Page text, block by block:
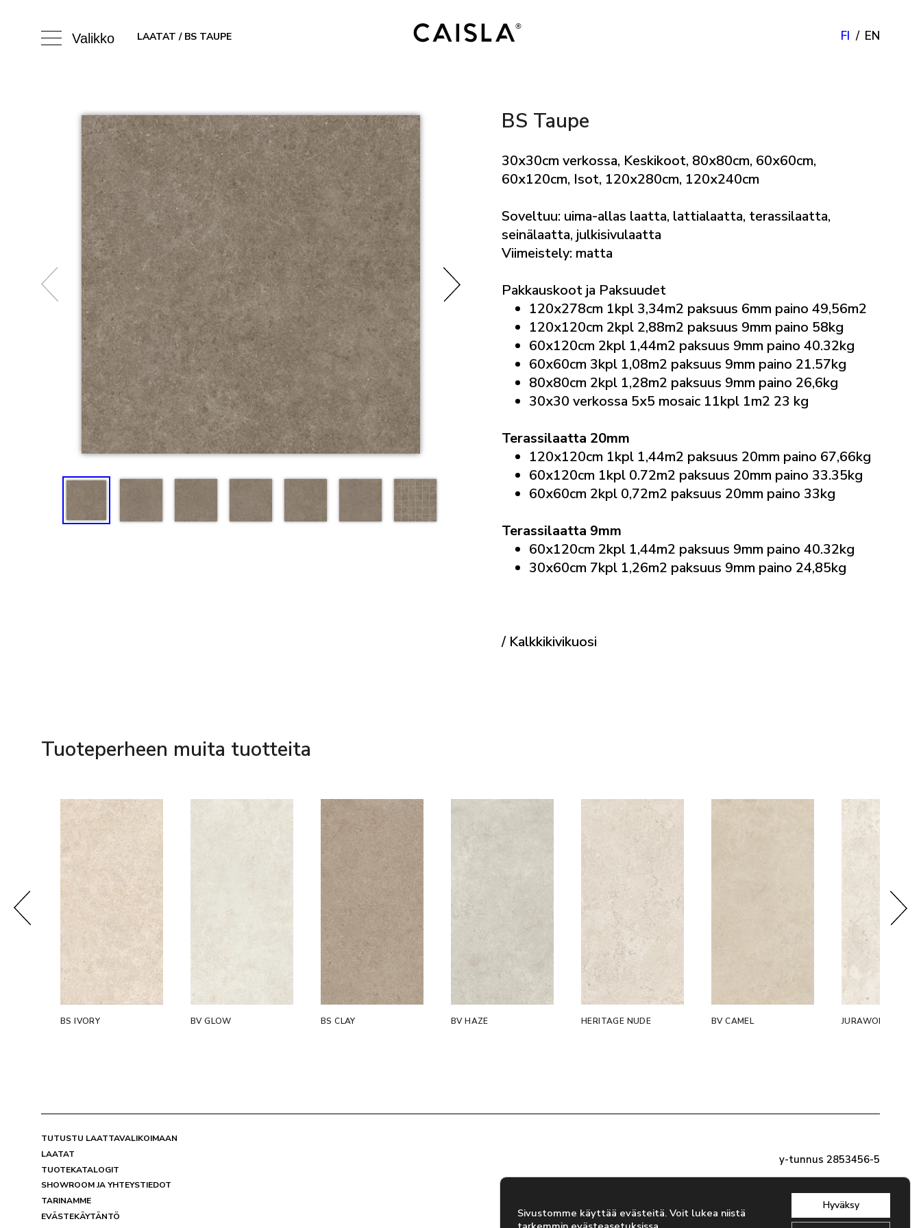
Valikko LAATAT / BS TAUPE FI EN
BS Taupe
30x30cm verkossa, Keskikoot, 80x80cm, 60x60cm,
60x120cm, Isot, 120x280cm, 120x240cm
Soveltuu: uima-allas laatta, lattialaatta, terassilaatta,
seinälaatta, julkisivulaatta
Viimeistely: matta
Pakkauskoot ja Paksuudet
120x278cm 1kpl 3,34m2 paksuus 6mm paino 49,56m2
120x120cm 2kpl 2,88m2 paksuus 9mm paino 58kg
60x120cm 2kpl 1,44m2 paksuus 9mm paino 40.32kg
60x60cm 3kpl 1,08m2 paksuus 9mm paino 21.57kg
80x80cm 2kpl 1,28m2 paksuus 9mm paino 26,6kg
30x30 verkossa 5x5 mosaic 11kpl 1m2 23 kg
Terassilaatta 20mm
120x120cm 1kpl 1,44m2 paksuus 20mm paino 67,66kg
60x120cm 1kpl 0.72m2 paksuus 20mm paino 33.35kg
60x60cm 2kpl 0,72m2 paksuus 20mm paino 33kg
Terassilaatta 9mm
60x120cm 2kpl 1,44m2 paksuus 9mm paino 40.32kg
30x60cm 7kpl 1,26m2 paksuus 9mm paino 24,85kg
/ Kalkkikivikuosi
Tuoteperheen muita tuotteita
BS IVORY BV GLOW BS CLAY BV HAZE HERITAGE NUDE BV CAMEL JURAWORLD
TUTUSTU LAATTAVALIKOIMAAN
LAATAT
TUOTEKATALOGIT
SHOWROOM JA YHTEYSTIEDOT
TARINAMME
EVÄSTEKÄYTÄNTÖ
y-tunnus 2853456-5
Sivustomme käyttää evästeitä. Voit lukea niistä
Hyväksy